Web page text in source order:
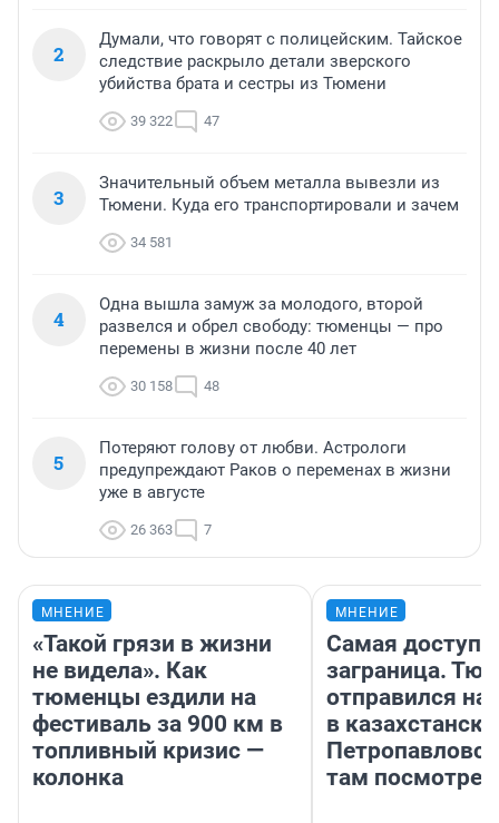
2
Думали, что говорят с полицейским. Тайское
следствие раскрыло детали зверского
убийства брата и сестры из Тюмени
39 322 47
3
Значительный объем металла вывезли из
Тюмени. Куда его транспортировали и зачем
34 581
4
Одна вышла замуж за молодого, второй
развелся и обрел свободу: тюменцы — про
перемены в жизни после 40 лет
30 158 48
5
Потеряют голову от любви. Астрологи
предупреждают Раков о переменах в жизни
уже в августе
26 363 7
МНЕНИЕ
«Такой грязи в жизни
не видела». Как
тюменцы ездили на
фестиваль за 900 км в
топливный кризис —
колонка
МНЕНИЕ
Самая
заграница.
отправился
в
там